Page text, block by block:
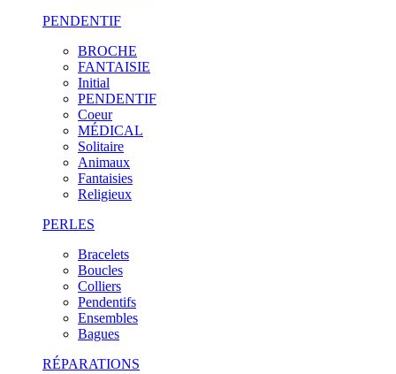
PENDENTIF
BROCHE
FANTAISIE
Initial
PENDENTIF
Coeur
MÉDICAL
Solitaire
Animaux
Fantaisies
Religieux
PERLES
Bracelets
Boucles
Colliers
Pendentifs
Ensembles
Bagues
RÉPARATIONS